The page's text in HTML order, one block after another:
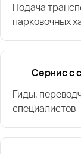
Подача
парковочных
Сервис с
Гиды,
специалистов